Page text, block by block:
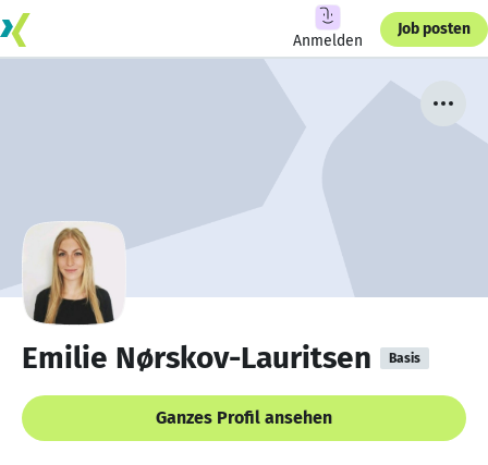
Anmelden
Job posten
Emilie Nørskov-Lauritsen Basis
Ganzes Profil ansehen